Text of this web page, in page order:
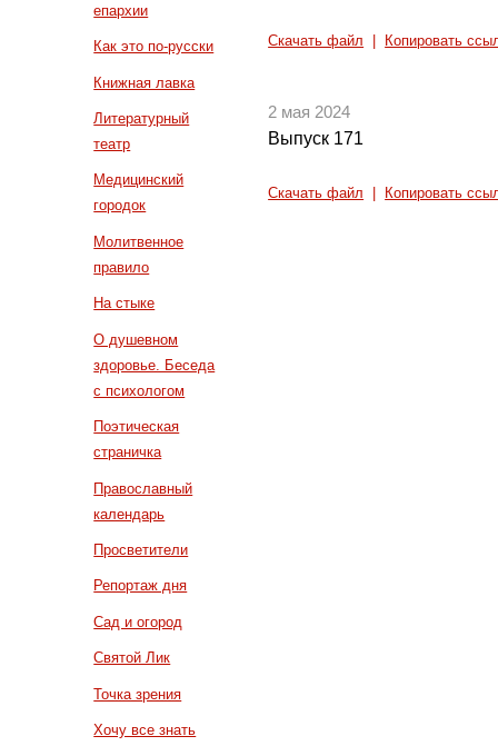
епархии
Как это по-русски
Книжная лавка
Литературный
театр
Медицинский
городок
Молитвенное
правило
На стыке
О душевном
здоровье. Беседа
с психологом
Поэтическая
страничка
Православный
календарь
Просветители
Репортаж дня
Сад и огород
Святой Лик
Точка зрения
Хочу все знать
Скачать файл Копировать
2 мая 2024
Выпуск 171
Скачать файл Копировать